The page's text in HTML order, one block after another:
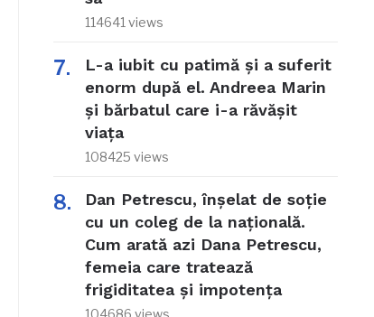
114641 views
L-a iubit cu patimă și a suferit
enorm după el. Andreea Marin
și bărbatul care i-a răvășit
viața
108425 views
Dan Petrescu, înșelat de soție
cu un coleg de la națională.
Cum arată azi Dana Petrescu,
femeia care tratează
frigiditatea și impotența